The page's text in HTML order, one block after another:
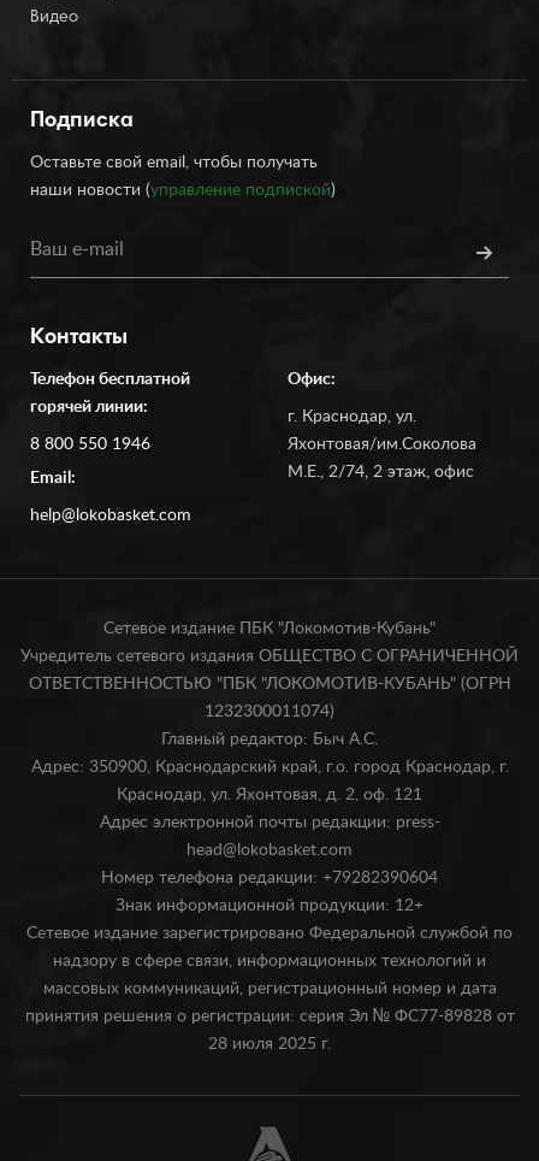
Видео
Подписка
Оставьте свой email, чтобы получать
наши новости (управление подпиской)
Контакты
Телефон бесплатной
горячей линии:
8 800 550 1946
Email:
help@lokobasket.com
Офис:
г. Краснодар, ул.
Яхонтовая/им.Соколова
М.Е., 2/74, 2 этаж, офис
Сетевое издание ПБК "Локомотив-Кубань"
Учредитель сетевого издания ОБЩЕСТВО С ОГРАНИЧЕННОЙ
ОТВЕТСТВЕННОСТЬЮ "ПБК "ЛОКОМОТИВ-КУБАНЬ" (ОГРН
1232300011074)
Главный редактор: Быч А.С.
Адрес: 350900, Краснодарский край, г.о. город Краснодар, г.
Краснодар, ул. Яхонтовая, д. 2, оф. 121
Адрес электронной почты редакции: press-
head@lokobasket.com
Номер телефона редакции: +79282390604
Знак информационной продукции: 12+
Сетевое издание зарегистрировано Федеральной службой по
надзору в сфере связи, информационных технологий и
массовых коммуникаций, регистрационный номер и дата
принятия решения о регистрации: серия Эл № ФС77-89828 от
28 июля 2025 г.